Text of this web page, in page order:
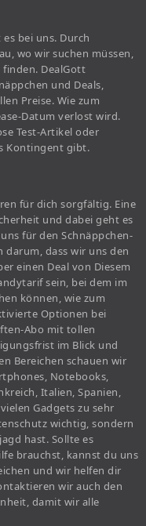
bei uns. Durch
wo wir suchen müssen,
finden. DealGott
und Deals,
Preise. Wie zum
Datum verlost wird.
Test-Artikel oder
Kontingent gibt.
für dich sorgfältig. Eine
und dabei geht es
für den Schnäppchen-
darum, dass wir uns den
einen Deal von Diesem
sein, bei dem im
können, wie zum
Optionen bei
Abo mit tollen
im Blick und
Bereichen schauen wir
Notebooks,
Italien, Spanien,
Gadgets zu sehr
wichtig, sondern
hast. Sollte es
brauchst, kannst du uns
und wir helfen dir
wir auch den
damit wir alle